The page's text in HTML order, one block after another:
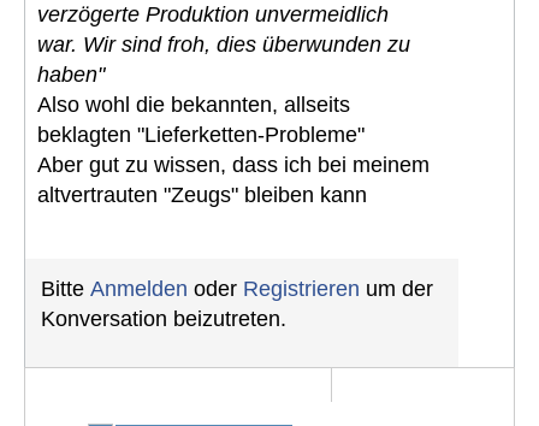
verzögerte Produktion unvermeidlich
war. Wir sind froh, dies überwunden zu
haben"
Also wohl die bekannten, allseits
beklagten "Lieferketten-Probleme"
Aber gut zu wissen, dass ich bei meinem
altvertrauten "Zeugs" bleiben kann
Bitte Anmelden oder Registrieren um der
Konversation beizutreten.